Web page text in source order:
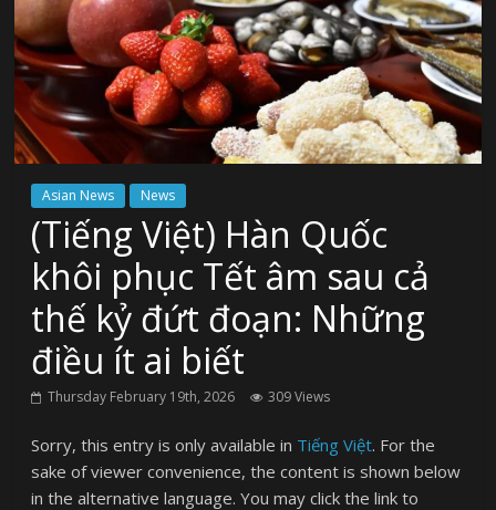
Asian News News
(Tiếng Việt) Hàn Quốc
khôi phục Tết âm sau cả
thế kỷ đứt đoạn: Những
điều ít ai biết
Thursday February 19th, 2026 309 Views
Sorry, this entry is only available in Tiếng Việt. For the
sake of viewer convenience, the content is shown below
in the alternative language. You may click the link to